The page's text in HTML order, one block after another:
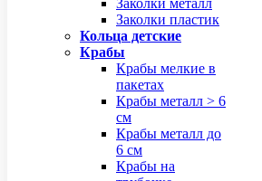
Заколки металл
Заколки пластик
Кольца детские
Крабы
Крабы мелкие в
пакетах
Крабы металл > 6
см
Крабы металл до
6 см
Крабы на